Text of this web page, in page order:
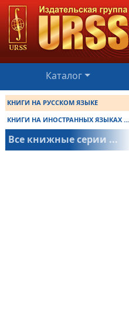
Каталог
КНИГИ НА РУССКОМ ЯЗЫКЕ
КНИГИ НА ИНОСТРАННЫХ ЯЗЫКАХ ...
Все книжные серии ...